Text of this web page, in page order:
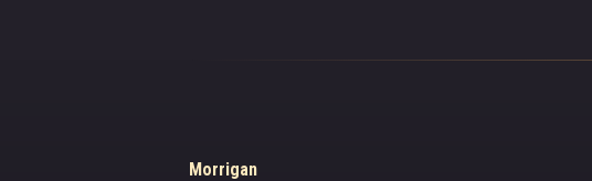
Morrigan